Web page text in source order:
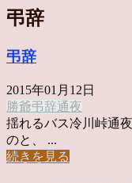
弔辞
弔辞
2015年01月12日
勝爺弔辞通夜
揺れるバス冷川峠通
のと、 ...
続きを見る